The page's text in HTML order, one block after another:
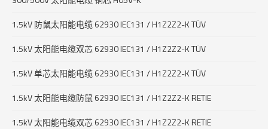
1.5kV 防鼠太阳能电缆 62930 IEC131 / H1Z2Z2-K TÜV
1.5kV 太阳能电缆双芯 62930 IEC131 / H1Z2Z2-K TÜV
1.5kV 单芯太阳能电缆 62930 IEC131 / H1Z2Z2-K TÜV
1.5kV 太阳能电缆防鼠 62930 IEC131 / H1Z2Z2-K RETIE
1.5kV 太阳能电缆双芯 62930 IEC131 / H1Z2Z2-K RETIE